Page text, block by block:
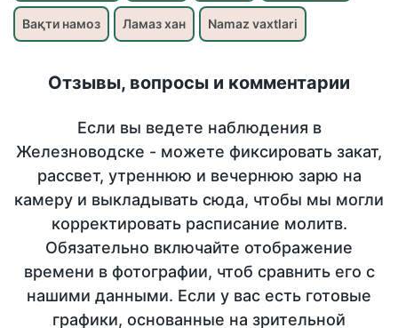
Вақти намоз Ламаз хан Namaz vaxtlari
Отзывы, вопросы и комментарии
Если вы ведете наблюдения в
Железноводске - можете фиксировать закат,
рассвет, утреннюю и вечернюю зарю на
камеру и выкладывать сюда, чтобы мы могли
корректировать расписание молитв.
Обязательно включайте отображение
времени в фотографии, чтоб сравнить его с
нашими данными. Если у вас есть готовые
графики, основанные на зрительной